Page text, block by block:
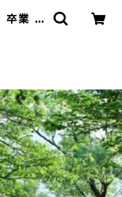
卒業 |